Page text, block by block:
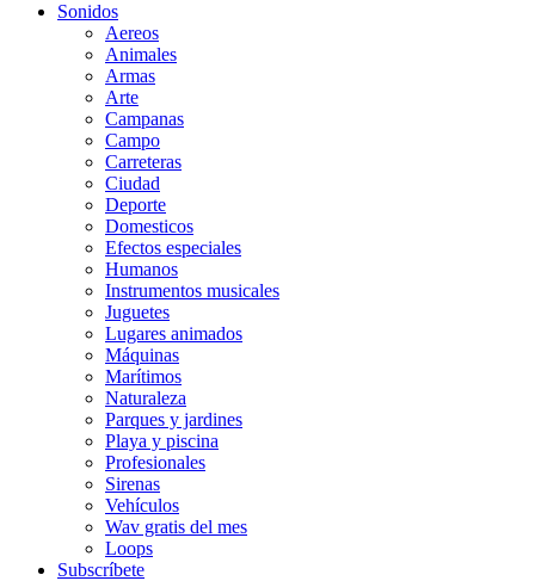
Sonidos
Aereos
Animales
Armas
Arte
Campanas
Campo
Carreteras
Ciudad
Deporte
Domesticos
Efectos especiales
Humanos
Instrumentos musicales
Juguetes
Lugares animados
Máquinas
Marítimos
Naturaleza
Parques y jardines
Playa y piscina
Profesionales
Sirenas
Vehículos
Wav gratis del mes
Loops
Subscríbete